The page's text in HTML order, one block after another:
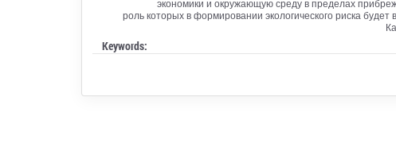
роль которых в формировании экологического риска
Keywords: